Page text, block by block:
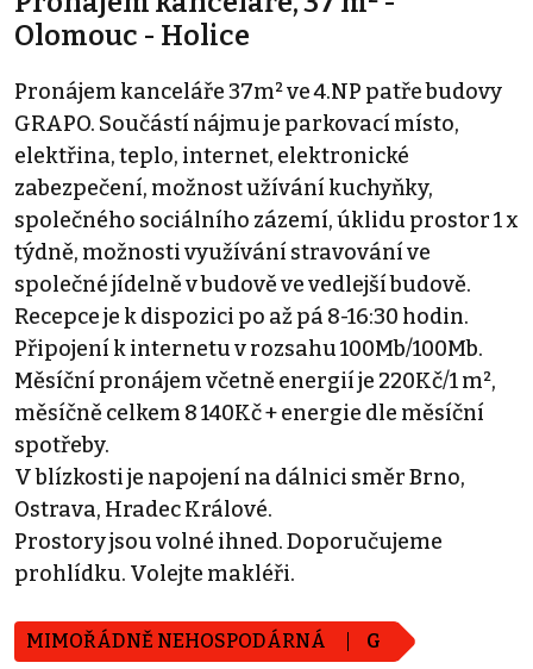
Olomouc - Holice
Pronájem kanceláře 37m² ve 4.NP patře budovy
GRAPO. Součástí nájmu je parkovací místo,
elektřina, teplo, internet, elektronické
zabezpečení, možnost užívání kuchyňky,
společného sociálního zázemí, úklidu prostor 1 x
týdně, možnosti využívání stravování ve
společné jídelně v budově ve vedlejší budově.
Recepce je k dispozici po až pá 8-16:30 hodin.
Připojení k internetu v rozsahu 100Mb/100Mb.
Měsíční pronájem včetně energií je 220Kč/1 m²,
měsíčně celkem 8 140Kč + energie dle měsíční
spotřeby.
V blízkosti je napojení na dálnici směr Brno,
Ostrava, Hradec Králové.
Prostory jsou volné ihned. Doporučujeme
prohlídku. Volejte makléři.
MIMOŘÁDNĚ NEHOSPODÁRNÁ G